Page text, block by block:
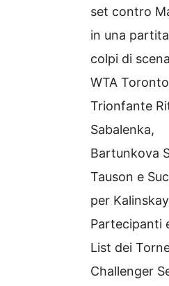
set contro
in una
colpi di scena
WTA
Trionfante
Sabalenka,
Bartunkova
Tauson e
per
Partecipanti
List dei
Challenger